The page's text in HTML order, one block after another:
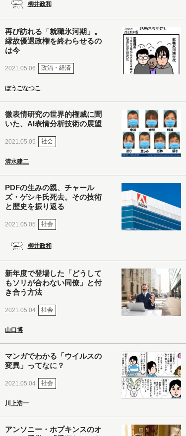
柳井政和
再び訪れる「就職氷河期」。
縁故優遇政権を終わらせるの
は今
2021.05.06 政治・経済
ぼうごなつこ
微表情研究の世界的権威に聞
いた、AI表情分析技術の展望
2021.05.05 社会
清水建二
PDFの生みの親、チャール
ズ・ゲシキ氏死去。その技術
と歴史を振り返る
2021.05.05 社会
柳井政和
新年度で登場した「どうして
もソリが合わない同僚」と付
き合う方法
2021.05.04 社会
山口博
マンガでわかる「ウイルスの
変異」ってなに？
2021.05.04 社会
川上浩一
アンソニー・ホプキンスのオ